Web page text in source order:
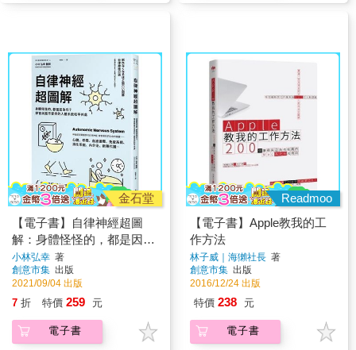
金石堂
【電子書】自律神經超圖
解：身體怪怪的，都是因為
它？學會與最不受控的人體
系統和平共處
小林弘幸 著
創意市集 出版
2021/09/04 出版
7 折 特價 259 元
電子書
Readmoo
【電子書】Apple教我的工
作方法
林子威｜海獺社長 著
創意市集 出版
2016/12/24 出版
特價 238 元
電子書